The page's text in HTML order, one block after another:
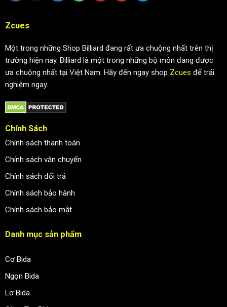
Zcues
Một trong những Shop Billiard đang rất ưa chuộng nhất trên thị
trường hiện nay. Billiard là một trong những bộ môn đang được
ưa chuộng nhất tại Việt Nam. Hãy đến ngay shop Zcues để trải
nghiệm ngay.
Chính Sách
Chính sách thanh toán
Chính sách vận chuyển
Chính sách đổi trả
Chính sách bảo hành
Chính sách bảo mật
Danh mục sản phẩm
Cơ Bida
Ngọn Bida
Lơ Bida